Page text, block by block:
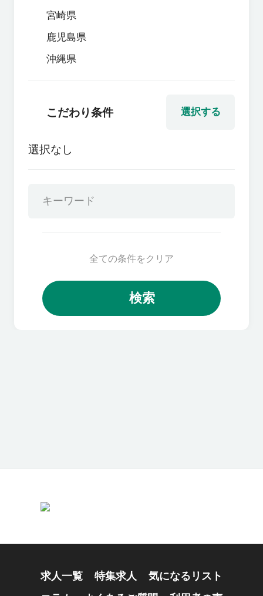
宮崎県
鹿児島県
沖縄県
選択する
こだわり条件
選択なし
全ての条件をクリア
検索
求人一覧 特集求人
気になるリスト